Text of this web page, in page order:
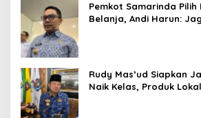
Pemkot Samarinda Pilih
Belanja, Andi Harun:
Rudy Mas’ud Siapkan
Naik Kelas, Produk